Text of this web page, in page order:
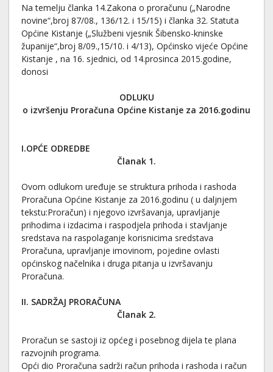
Na temelju članka 14.Zakona o proračunu („Narodne
novine“,broj 87/08., 136/12. i 15/15) i članka 32. Statuta
Općine Kistanje („Službeni vjesnik Šibensko-kninske
županije“,broj 8/09.,15/10. i 4/13), Općinsko vijeće Općine
Kistanje , na 16. sjednici, od 14.prosinca 2015.godine,
donosi
ODLUKU
o izvršenju Proračuna Općine Kistanje za 2016.godinu
I.OPĆE ODREDBE
Članak 1.
Ovom odlukom uređuje se struktura prihoda i rashoda
Proračuna Općine Kistanje za 2016.godinu ( u daljnjem
tekstu:Proračun) i njegovo izvršavanja, upravljanje
prihodima i izdacima i raspodjela prihoda i stavljanje
sredstava na raspolaganje korisnicima sredstava
Proračuna, upravljanje imovinom, pojedine ovlasti
općinskog načelnika i druga pitanja u izvršavanju
Proračuna.
II. SADRŽAJ PRORAČUNA
Članak 2.
Proračun se sastoji iz općeg i posebnog dijela te plana
razvojnih programa.
Opći dio Proračuna sadrži račun prihoda i rashoda i račun